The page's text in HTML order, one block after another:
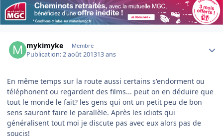
mykimyke Membre
Publication:2 août 201313 ans
En même temps sur la route aussi certains s'endorment ou
téléphonent ou regardent des films... peut on en déduire que
tout le monde le fait? les gens qui ont un petit peu de bon
sens sauront faire le parallèle. Après les idiots qui
généralisent tout moi je discute pas avec eux alors pas de
soucis!